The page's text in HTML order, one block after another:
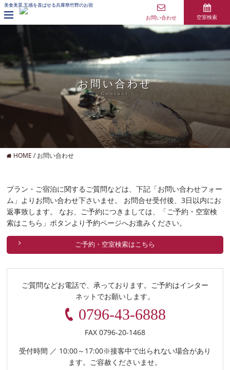
美食美景 五感を喜ばせる兵庫県竹野のお宿
空室検索
お問い合わせ
お問い合わせ
Contact
HOME /お問い合わせ
プラン・ご宿泊に関するご質問などは、下記「お問い合わせフォー
ム」よりお問い合わせ下さいませ。
お問合せ受付後、3日以内にお
返事致します。
なお、ご予約につきましては、「ご予約・空室検
索はこちら」ボタンより予約ページへお進みください。
ご予約・空室検索はこちら
ご質問などお電話で、承っております。
ご予約はインター
ネットでお願いします。
0796-43-6888
FAX 0796-20-1468
受付時間 ／ 10:00～17:00※接客中で出られない場合があり
ます。ご容赦くださいませ。